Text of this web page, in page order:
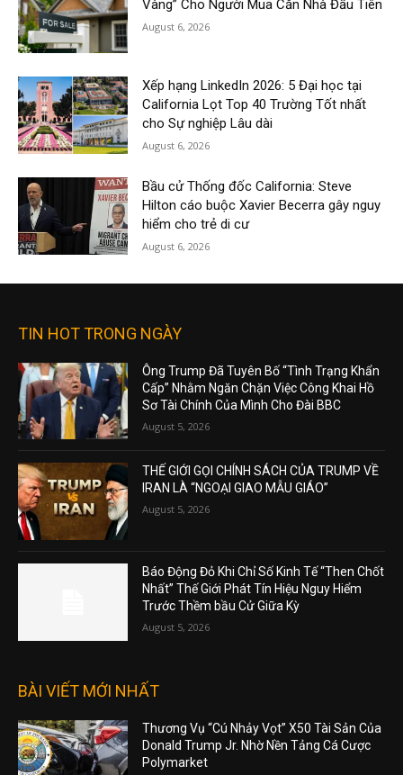
Vàng” Cho Người Mua Căn Nhà Đầu Tiên
August 6, 2026
Xếp hạng LinkedIn 2026: 5 Đại học tại
California Lọt Top 40 Trường Tốt nhất
cho Sự nghiệp Lâu dài
August 6, 2026
Bầu cử Thống đốc California: Steve
Hilton cáo buộc Xavier Becerra gây nguy
hiểm cho trẻ di cư
August 6, 2026
TIN HOT TRONG NGÀY
Ông Trump Đã Tuyên Bố “Tình Trạng Khẩn
Cấp” Nhằm Ngăn Chặn Việc Công Khai Hồ
Sơ Tài Chính Của Mình Cho Đài BBC
August 5, 2026
THẾ GIỚI GỌI CHÍNH SÁCH CỦA TRUMP VỀ
IRAN LÀ “NGOẠI GIAO MẪU GIÁO”
August 5, 2026
Báo Động Đỏ Khi Chỉ Số Kinh Tế “Then Chốt
Nhất” Thế Giới Phát Tín Hiệu Nguy Hiểm
Trước Thềm bầu Cử Giữa Kỳ
August 5, 2026
BÀI VIẾT MỚI NHẤT
Thương Vụ “Cú Nhảy Vọt” X50 Tài Sản Của
Donald Trump Jr. Nhờ Nền Tảng Cá Cược
Polymarket